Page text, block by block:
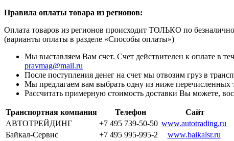
Правила оплаты товара из регионов:
Оплата товаров из регионов происходит ТОЛЬКО по
(варианты оплаты в разделе «Способы оплаты»)
Мы выставляем Вам счет. Счет действителен к оплате в
pravmag@mail.ru
После поступления денег на счет мы отвозим груз в
Мы предлагаем вам выбрать одну из ниже
Рассчитать примерную стоимость доставки Вы можете,
Транспортная компания Телефон
Сайт
АВТОТРЕЙДИНГ
+7 495 739-50-50 www.autotrading.ru
Байкал-Сервис
+7 495 995-995-2
www.baikalsr.ru